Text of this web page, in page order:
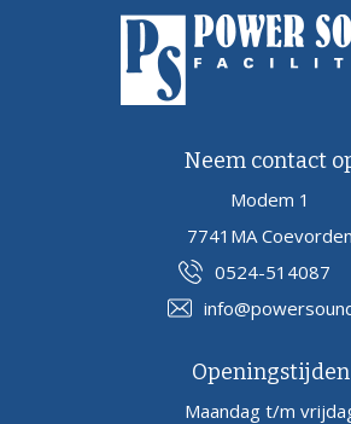
Neem contact
Modem 1
7741MA Coevorden
0524-514087
Openingstijden
Maandag t/m